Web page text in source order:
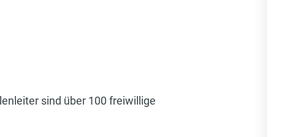
sind über 100 freiwillige